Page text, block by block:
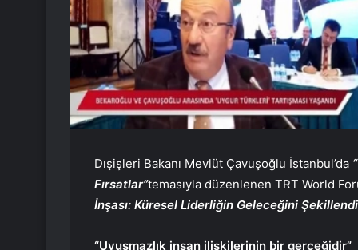
Dışişleri Bakanı Mevlüt Çavuşoğlu İstanbul’da
Fırsatlar”temasıyla düzenlenen TRT World
İnşası: Küresel Liderliğin Geleceğini
“Uyuşmazlık insan ilişkilerinin bir gerçeğidir”